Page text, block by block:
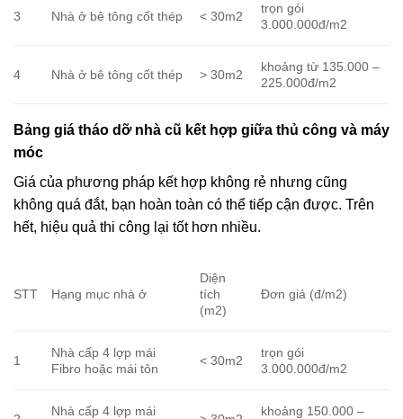
3 Nhà ở bê tông cốt thép < 30m2
trọn gói
3.000.000đ/m2
4 Nhà ở bê tông cốt thép > 30m2
khoảng từ 135.000 –
225.000đ/m2
Bảng giá tháo dỡ nhà cũ kết hợp giữa thủ công và máy
móc
Giá của phương pháp kết hợp không rẻ nhưng cũng
không quá đắt, bạn hoàn toàn có thể tiếp cận được. Trên
hết, hiệu quả thi công lại tốt hơn nhiều.
STT Hạng mục nhà ở
Diện
tích
(m2)
Đơn giá (đ/m2)
1
Nhà cấp 4 lợp mái
Fibro hoặc mái tôn
< 30m2
trọn gói
3.000.000đ/m2
Nhà cấp 4 lợp mái
khoảng 150.000 –